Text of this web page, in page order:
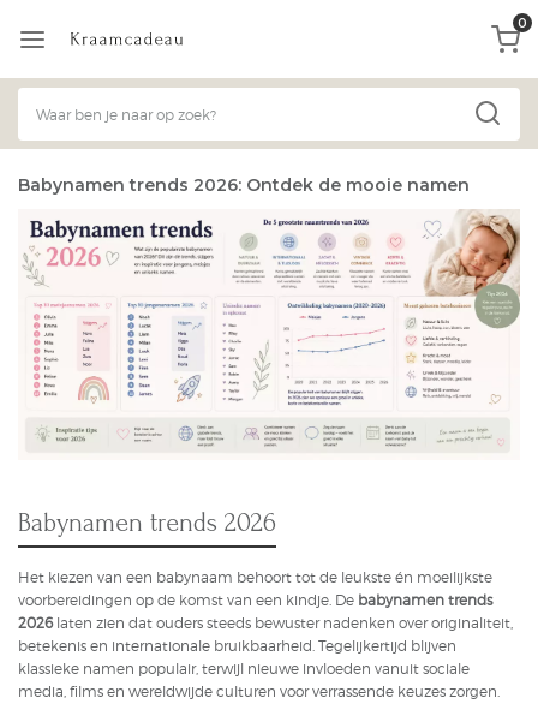
0
Babynamen trends 2026: Ontdek de mooie namen
Babynamen trends 2026
Het kiezen van een babynaam behoort tot de leukste én moeilijkste
voorbereidingen op de komst van een kindje. De babynamen trends
2026laten zien dat ouders steeds bewuster nadenken over originaliteit,
betekenis en internationale bruikbaarheid. Tegelijkertijd blijven
klassieke namen populair, terwijl nieuwe invloeden vanuit sociale
media, films en wereldwijde culturen voor verrassende keuzes zorgen.